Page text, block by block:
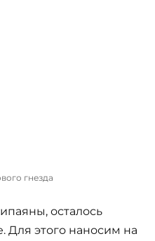
гнезда
осталось
Для этого наносим на